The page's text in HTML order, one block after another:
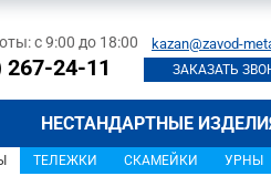
с 9:00 до 18:00
267-24-11
kazan@zavod-
ЗАКАЗАТЬ
НЕСТАНДАРТНЫЕ
ТЕЛЕЖКИ СКАМЕЙКИ УРНЫ